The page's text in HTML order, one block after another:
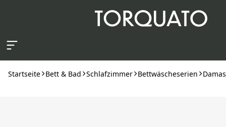
Startseite Bett & Bad Schlafzimmer Bettwäscheserien